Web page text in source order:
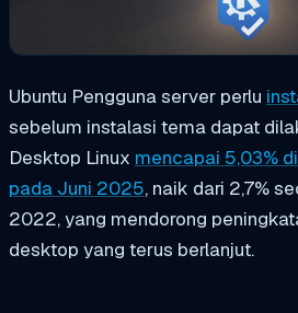
Ubuntu Pengguna server perlu
sebelum instalasi tema dapat
Desktop Linux mencapai 5,03%
pada Juni 2025, naik dari 2,7%
2022, yang mendorong
desktop yang terus berlanjut.